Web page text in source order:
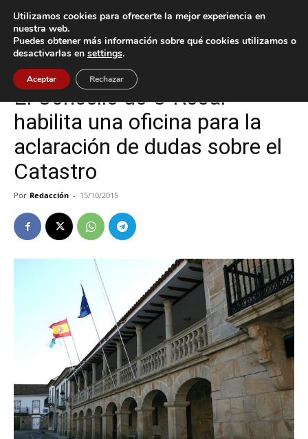
Inicio O Rosal
O Rosal
El Concello de O Rosal
habilita una oficina para la
aclaración de dudas sobre el
Catastro
Por Redacción - 15/10/2015
Utilizamos cookies para ofrecerte la mejor experiencia en
nuestra web.
Puedes obtener más información sobre qué cookies utilizamos o
desactivarlas en settings.
Aceptar Rechazar